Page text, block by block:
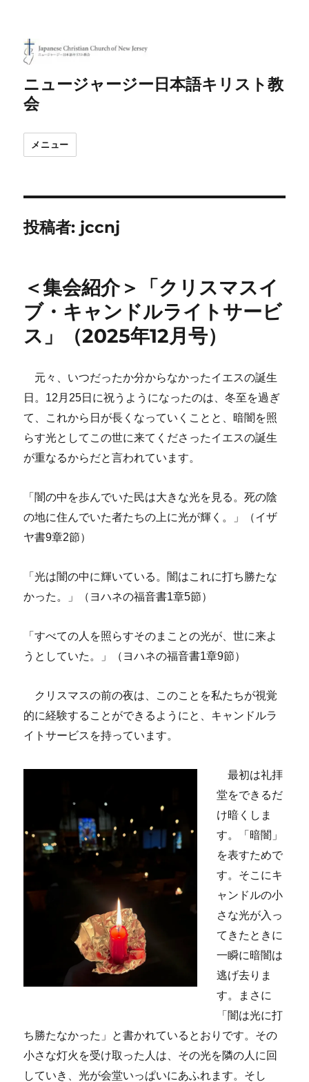
ニュージャージー日本語キリスト教
会
メニュー
投稿者: jccnj
＜集会紹介＞「クリスマスイ
ブ・キャンドルライトサービ
ス」（2025年12月号）
元々、いつだったか分からなかったイエスの誕生
日。12月25日に祝うようになったのは、冬至を過ぎ
て、これから日が長くなっていくことと、暗闇を照
らす光としてこの世に来てくださったイエスの誕生
が重なるからだと言われています。
「闇の中を歩んでいた民は大きな光を見る。死の陰
の地に住んでいた者たちの上に光が輝く。」（イザ
ヤ書9章2節）
「光は闇の中に輝いている。闇はこれに打ち勝たな
かった。」（ヨハネの福音書1章5節）
「すべての人を照らすそのまことの光が、世に来よ
うとしていた。」（ヨハネの福音書1章9節）
クリスマスの前の夜は、このことを私たちが視覚
的に経験することができるようにと、キャンドルラ
イトサービスを持っています。
最初は礼拝
堂をできるだ
け暗くしま
す。「暗闇」
を表すためで
す。そこにキ
ャンドルの小
さな光が入っ
てきたときに
一瞬に暗闇は
逃げ去りま
す。まさに
「闇は光に打
ち勝たなかった」と書かれているとおりです。その
小さな灯火を受け取った人は、その光を隣の人に回
していき、光が会堂いっぱいにあふれます。そし